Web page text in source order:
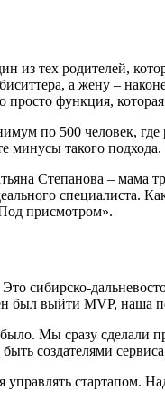
тех родителей,
а жену –
функция,
по 500 человек,
минусы такого подхода.
Степанова – мама
специалиста.
присмотром».
сибирско-
был выйти MVP, наша
Мы сразу сделали
создателями
управлять стартапом.